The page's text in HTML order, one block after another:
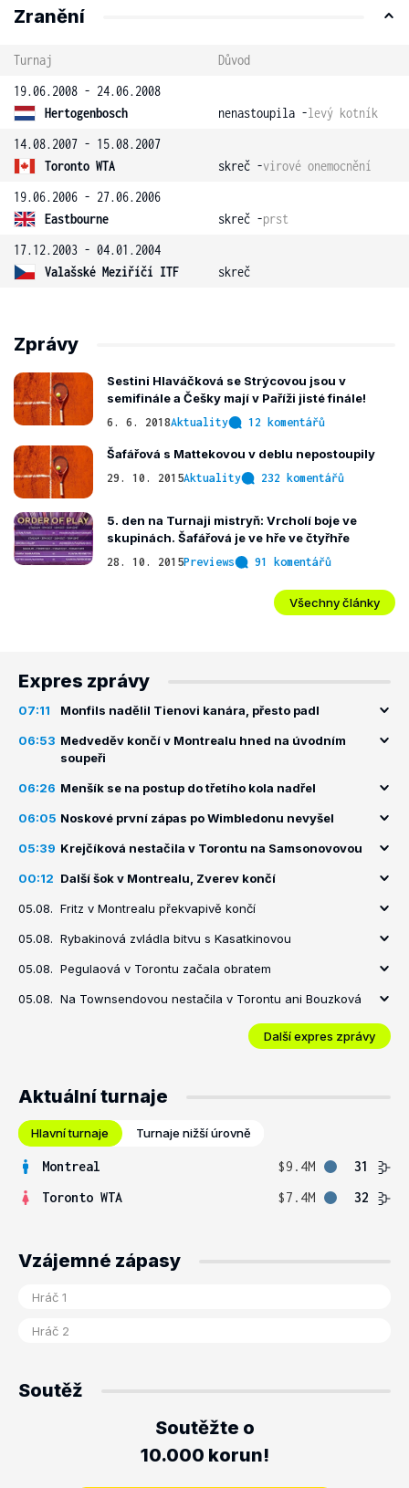
Zranění
Turnaj
Důvod
19.06.2008 - 24.06.2008
Hertogenbosch
nenastoupila -levý kotník
14.08.2007 - 15.08.2007
Toronto WTA
skreč -virové onemocnění
19.06.2006 - 27.06.2006
Eastbourne
skreč -prst
17.12.2003 - 04.01.2004
Valašské Meziříčí ITF
skreč
Zprávy
Sestini Hlaváčková se Strýcovou jsou v
semifinále a Češky mají v Paříži jisté finále!
6. 6. 2018Aktuality 12 komentářů
Šafářová s Mattekovou v deblu nepostoupily
29. 10. 2015Aktuality 232 komentářů
5. den na Turnaji mistryň: Vrcholí boje ve
skupinách. Šafářová je ve hře ve čtyřhře
28. 10. 2015Previews 91 komentářů
Všechny články
Expres zprávy
07:11 Monfils nadělil Tienovi kanára, přesto padl
06:53 Medveděv končí v Montrealu hned na úvodním
soupeři
06:26 Menšík se na postup do třetího kola nadřel
06:05 Noskové první zápas po Wimbledonu nevyšel
05:39 Krejčíková nestačila v Torontu na Samsonovovou
00:12 Další šok v Montrealu, Zverev končí
05.08. Fritz v Montrealu překvapivě končí
05.08. Rybakinová zvládla bitvu s Kasatkinovou
05.08. Pegulaová v Torontu začala obratem
05.08. Na Townsendovou nestačila v Torontu ani Bouzková
Další expres zprávy
Aktuální turnaje
Hlavní turnaje Turnaje nižší úrovně
Montreal $9.4M
31
Toronto WTA
$7.4M 32
Vzájemné zápasy
Soutěž
Soutěžte o
10.000 korun!